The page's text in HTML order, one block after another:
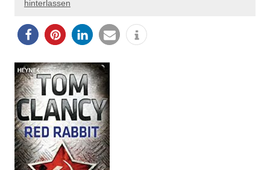
hinterlassen